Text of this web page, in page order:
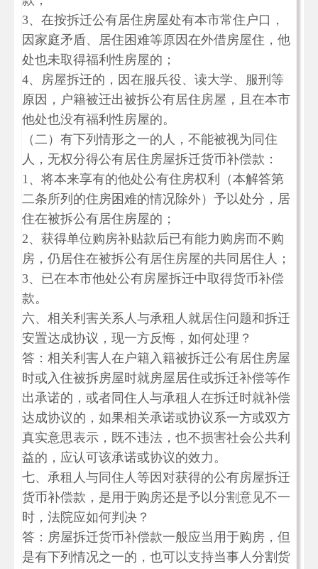
3、在按拆迁公有居住房屋处有本市常住户口，
因家庭矛盾、居住困难等原因在外借房屋住，他
处也未取得福利性房屋的；
4、房屋拆迁的，因在服兵役、读大学、服刑等
原因，户籍被迁出被拆公有居住房屋，且在本市
他处也没有福利性房屋的。
（二）有下列情形之一的人，不能被视为同住
人，无权分得公有居住房屋拆迁货币补偿款：
1、将本来享有的他处公有住房权利（本解答第
二条所列的住房困难的情况除外）予以处分，居
住在被拆公有居住房屋的；
2、获得单位购房补贴款后已有能力购房而不购
房，仍居住在被拆公有居住房屋的共同居住人；
3、已在本市他处公有房屋拆迁中取得货币补偿
款。
六、相关利害关系人与承租人就居住问题和拆迁
安置达成协议，现一方反悔，如何处理？
答：相关利害人在户籍入籍被拆迁公有居住房屋
时或入住被拆房屋时就房屋居住或拆迁补偿等作
出承诺的，或者同住人与承租人在拆迁时就补偿
达成协议的，如果相关承诺或协议系一方或双方
真实意思表示，既不违法，也不损害社会公共利
益的，应认可该承诺或协议的效力。
七、承租人与同住人等因对获得的公有房屋拆迁
货币补偿款，是用于购房还是予以分割意见不一
时，法院应如何判决？
答：房屋拆迁货币补偿款一般应当用于购房，但
是有下列情况之一的，也可以支持当事人分割货